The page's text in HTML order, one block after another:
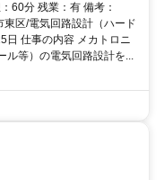
60分 残業：有 備考：
区/電気回路設計（ハード
日 仕事の内容 メカトロニ
ル等）の電気回路設計を...